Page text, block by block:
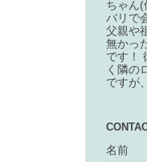
ちゃん(
バリで
父親や
無かっ
です！
く隣の
ですが
名前